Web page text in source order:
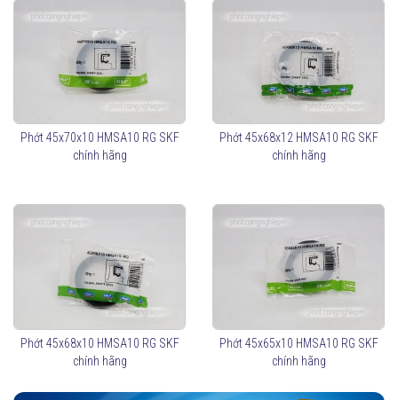
Phớt 45x70x10 HMSA10 RG SKF
chính hãng
Phớt 45x68x12 HMSA10 RG SKF
chính hãng
Phớt 45x68x10 HMSA10 RG SKF
chính hãng
Phớt 45x65x10 HMSA10 RG SKF
chính hãng